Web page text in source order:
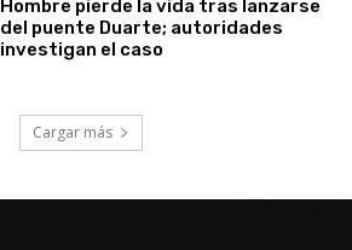
Hombre pierde la vida tras lanzarse
del puente Duarte; autoridades
investigan el caso
Cargar más